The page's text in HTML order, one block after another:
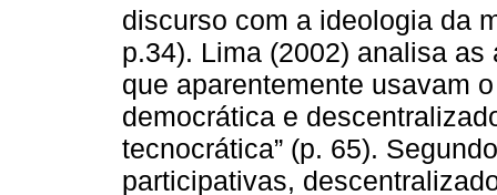
discurso com a ideologia da
p.34). Lima (2002) analisa
que aparentemente usavam
democrática e
tecnocrática” (p. 65).
participativas,